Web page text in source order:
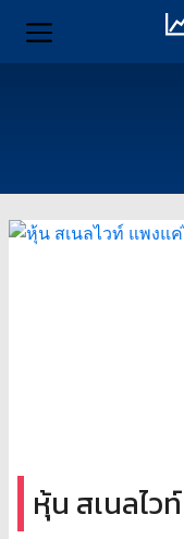
หุ้น สเนลไว